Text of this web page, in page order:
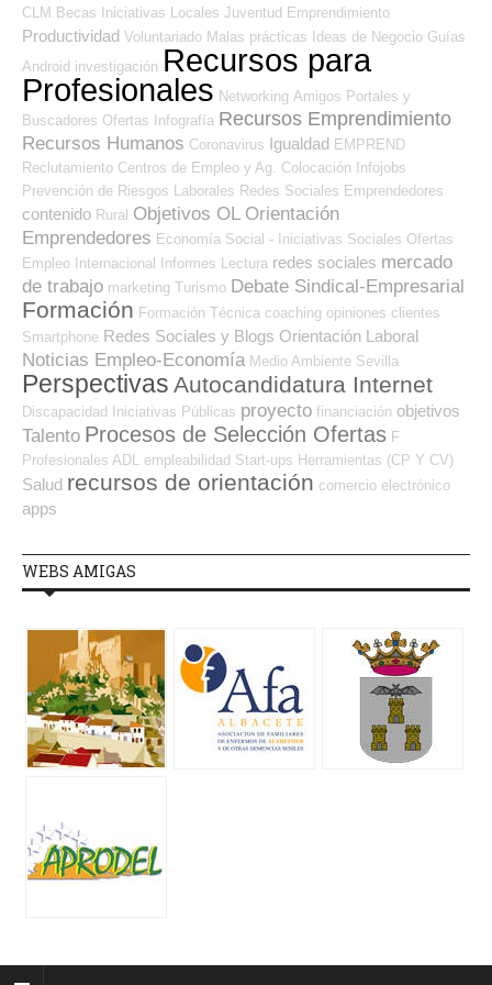
CLM Becas Iniciativas Locales Juventud Emprendimiento
Productividad Voluntariado Malas prácticas Ideas de Negocio Guías
Android investigación Recursos para
Profesionales Networking Amigos Portales y
Buscadores Ofertas Infografía Recursos Emprendimiento
Recursos Humanos Coronavirus Igualdad EMPREND
Reclutamiento Centros de Empleo y Ag. Colocación Infojobs
Prevención de Riesgos Laborales Redes Sociales Emprendedores
contenido Rural Objetivos OL Orientación
Emprendedores Economía Social - Iniciativas Sociales Ofertas
Empleo Internacional Informes Lectura redes sociales mercado
de trabajo marketing Turismo Debate Sindical-Empresarial
Formación Formación Técnica coaching opiniones clientes
Smartphone Redes Sociales y Blogs Orientación Laboral
Noticias Empleo-Economía Medio Ambiente Sevilla
Perspectivas Autocandidatura Internet
Discapacidad Iniciativas Públicas proyecto financiación objetivos
Talento Procesos de Selección Ofertas F
Profesionales ADL
empleabilidad Start-ups Herramientas (CP Y CV)
Salud recursos de orientación comercio electrónico
apps
WEBS AMIGAS